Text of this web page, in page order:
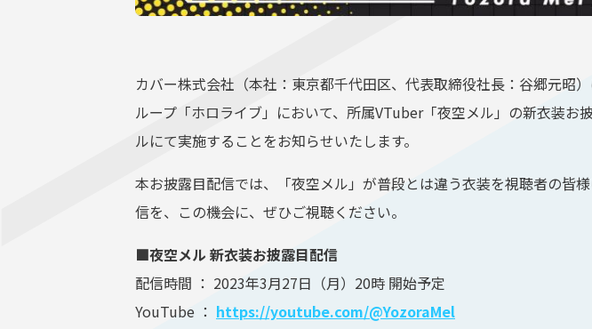
カバー株式会社（本社：東京都千代田区、代表取締役社長：谷郷元昭
ループ「ホロライブ」において、所属VTuber「夜空メル」の新衣装
ルにて実施することをお知らせいたします。
本お披露目配信では、「夜空メル」が普段とは違う衣装を視聴者の皆
信を、この機会に、ぜひご視聴ください。
■夜空メル 新衣装お披露目配信
配信時間 ： 2023年3月27日（月）20時 開始予定
YouTube ： https://youtube.com/@YozoraMel